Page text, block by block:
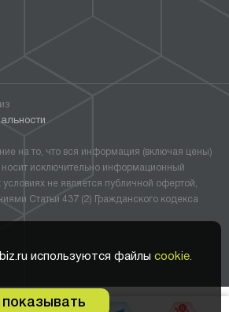
0
используются файлы cookie.
на то, что вся информация (включая цены)
носит исключительно информационный
условиях не является публичной офертой,
Статьи 437 (2) Гражданского кодекса